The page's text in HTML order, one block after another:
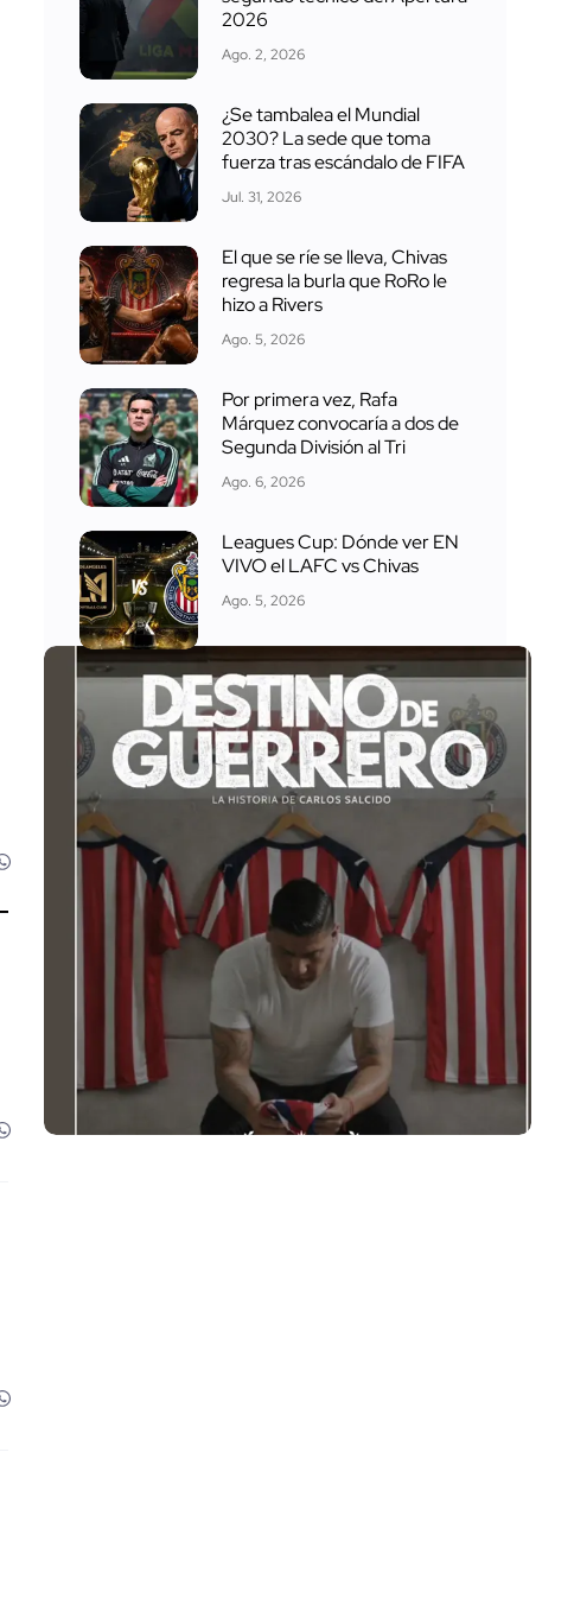
2026
Ago. 2, 2026
¿Se tambalea el Mundial
2030? La sede que toma
fuerza tras escándalo de FIFA
Jul. 31, 2026
El que se ríe se lleva, Chivas
regresa la burla que RoRo le
hizo a Rivers
Ago. 5, 2026
Por primera vez, Rafa
Márquez convocaría a dos de
Segunda División al Tri
Ago. 6, 2026
Leagues Cup: Dónde ver EN
VIVO el LAFC vs Chivas
Ago. 5, 2026